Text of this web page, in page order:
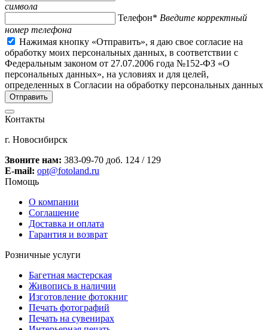
символа
Телефон* Введите корректный
номер телефона
Нажимая кнопку «Отправить», я даю свое согласие на
обработку моих персональных данных, в соответствии с
Федеральным законом от 27.07.2006 года №152-ФЗ «О
персональных данных», на условиях и для целей,
определенных в Согласии на обработку персональных данных
Контакты
г. Новосибирск
Звоните нам: 383-09-70 доб. 124 / 129
E-mail: opt@fotoland.ru
Помощь
О компании
Соглашение
Доставка и оплата
Гарантия и возврат
Розничные услуги
Багетная мастерская
Живопись в наличии
Изготовление фотокниг
Печать фотографий
Печать на сувенирах